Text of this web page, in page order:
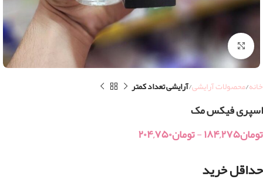
بزرگنمایی تصویر
خانه محصولات آرایشی آرایشی تعداد کمتر
اسپری فیکس مک
تومان۱۸۴,۲۷۵-تومان۲۰۴,۷۵۰
حداقل خرید